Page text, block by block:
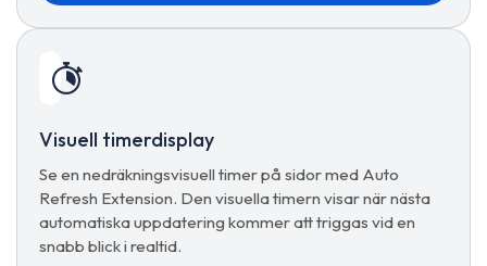
Visuell timerdisplay
Se en nedräkningsvisuell timer på sidor med Auto
Refresh Extension. Den visuella timern visar när nästa
automatiska uppdatering kommer att triggas vid en
snabb blick i realtid.